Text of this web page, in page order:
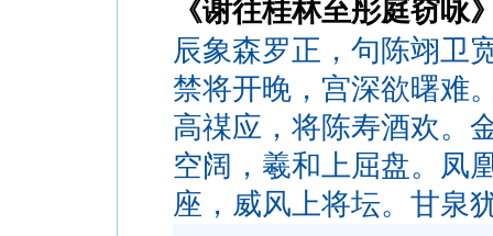
《谢往桂林至彤庭窃咏
辰象森罗正，句陈翊卫
禁将开晚，宫深欲曙难
高禖应，将陈寿酒欢。
空阔，羲和上屈盘。凤
座，威风上将坛。甘泉